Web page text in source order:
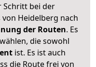
Schritt bei der
Heidelberg nach
der Routen. Es
die sowohl
ist. Es ist auch
die Route frei von